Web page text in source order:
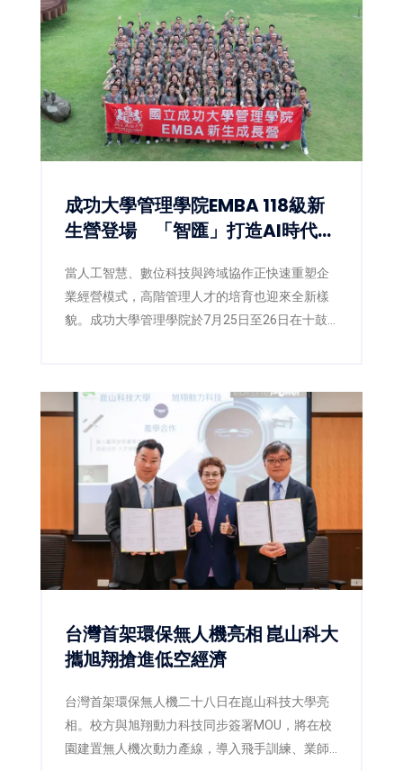
成功大學管理學院EMBA 118級新
生營登場 「智匯」打造AI時代數
當人工智慧、數位科技與跨域協作正快速重塑企
業經營模式，高階管理人才的培育也迎來全新樣
貌。成功大學管理學院於7月25日至26日在十鼓
意與智慧的交流融合。活動結合管理思維、數位
科技、實境體驗及跨屆共學，透過沉浸式互動設
計，引領新生正式展開EMBA學習旅程，也展現
成功大學管理學院持續創新管理教育、接軌AI時
代人才培育的新方向。
台灣首架環保無人機亮相 崑山科大
攜旭翔搶進低空經濟
台灣首架環保無人機二十八日在崑山科技大學亮
相。校方與旭翔動力科技同步簽署MOU，將在校
園建置無人機次動力產線，導入飛手訓練、業師